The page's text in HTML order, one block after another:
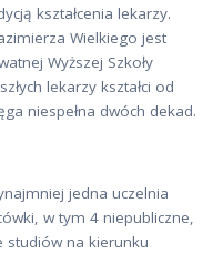
kształcenia lekarzy.
Wielkiego jest
Wyższej Szkoły
lekarzy kształci od
niespełna dwóch dekad.
jedna uczelnia
w tym 4 niepubliczne,
studiów na kierunku